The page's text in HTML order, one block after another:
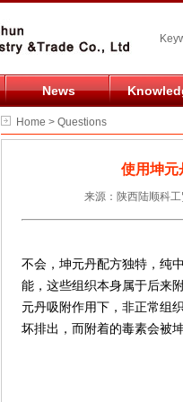
News
Home > Questions
使用坤元
来源：陕西陆顺科
不会，坤元丹配方独特，纯
能，这些组织本身属于后来
元丹吸附作用下，非正常组
坏排出，而附着的毒素会被